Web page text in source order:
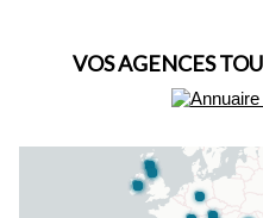
VOS AGENCES